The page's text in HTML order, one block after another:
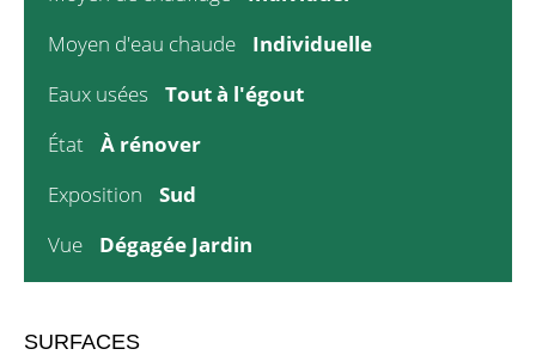
Moyen d'eau chaude
Individuelle
Eaux usées
Tout à l'égout
État
À rénover
Exposition
Sud
Vue
Dégagée Jardin
SURFACES